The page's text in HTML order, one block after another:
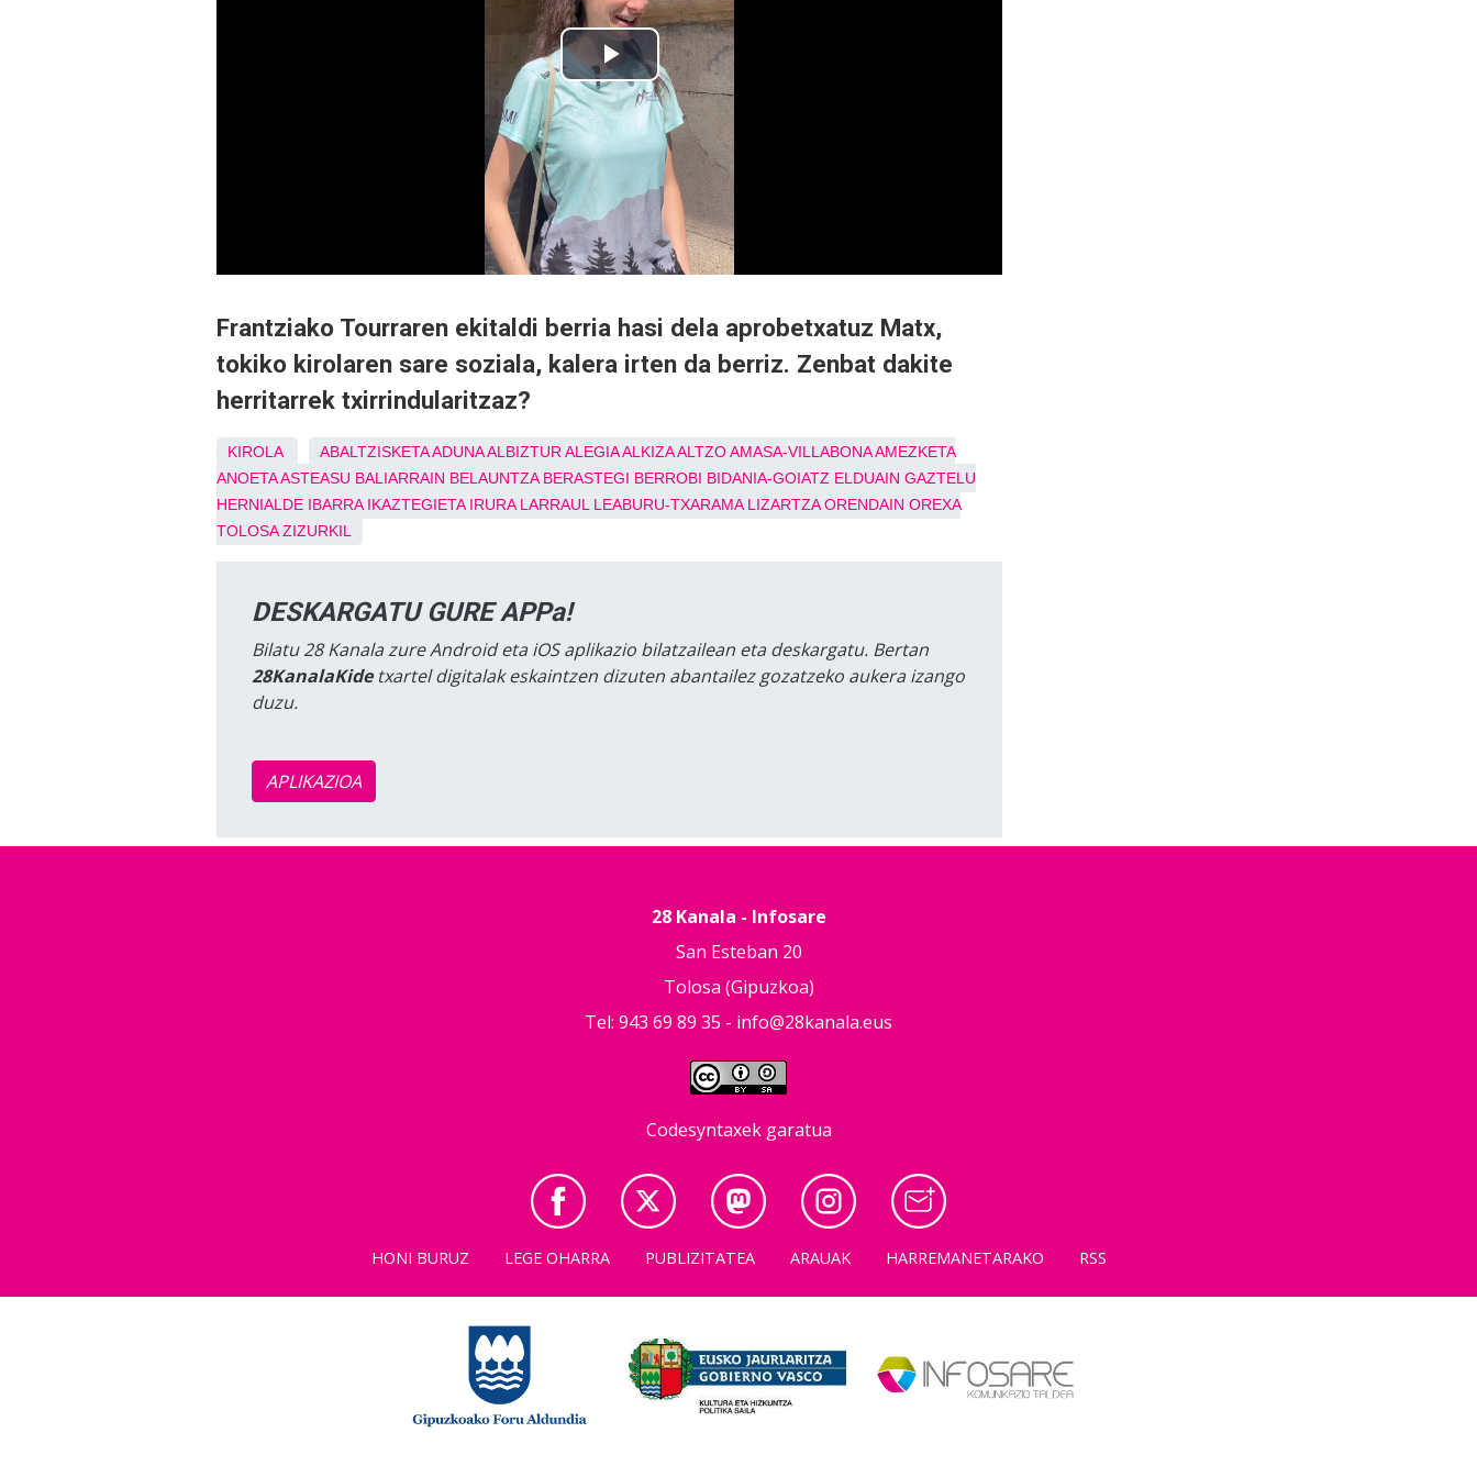
Frantziako Tourraren ekitaldi berria hasi dela aprobetxatuz Matx,
tokiko kirolaren sare soziala, kalera irten da berriz. Zenbat dakite
herritarrek txirrindularitzaz?
KIROLA ABALTZISKETAADUNAALBIZTUR ALEGIAALKIZAALTZOAMASA-VILLABONAAMEZKETA
ANOETAASTEASU BALIARRAIN BELAUNTZA BERASTEGI BERROBI BIDANIA-GOIATZ ELDUAIN GAZTELU
HERNIALDE IBARRA IKAZTEGIETA IRURA LARRAUL LEABURU-TXARAMA LIZARTZA ORENDAIN OREXA
TOLOSA ZIZURKIL
DESKARGATU GURE APPa!
Bilatu 28 Kanala zure Android eta iOS aplikazio bilatzailean eta deskargatu. Bertan
28KanalaKidetxartel digitalak eskaintzen dizuten abantailez gozatzeko aukera izango
duzu.
APLIKAZIOA
28 Kanala - Infosare
San Esteban 20
Tolosa (Gipuzkoa)
Tel: 943 69 89 35 - info@28kanala.eus
Codesyntaxek garatua
HONI BURUZ LEGE OHARRA PUBLIZITATEA ARAUAK HARREMANETARAKO RSS